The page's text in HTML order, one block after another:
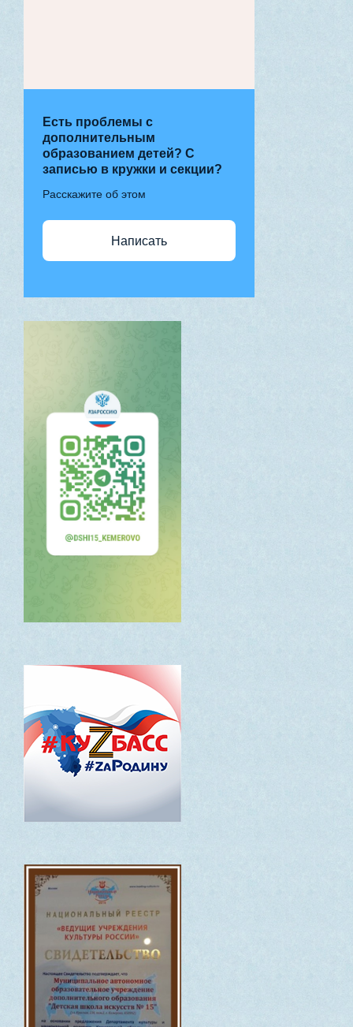
Есть проблемы с
дополнительным
образованием детей? С
записью в кружки и секции?
Расскажите об этом
Написать